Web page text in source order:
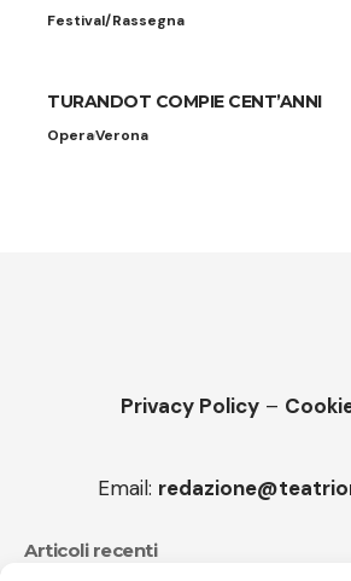
Festival/Rassegna
TURANDOT COMPIE CENT’ANNI
OperaVerona
Privacy Policy –
Email:
Articoli recenti